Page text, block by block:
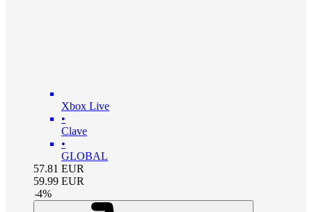
Xbox Live
•
Clave
•
GLOBAL
57.81 EUR
59.99 EUR
-4%